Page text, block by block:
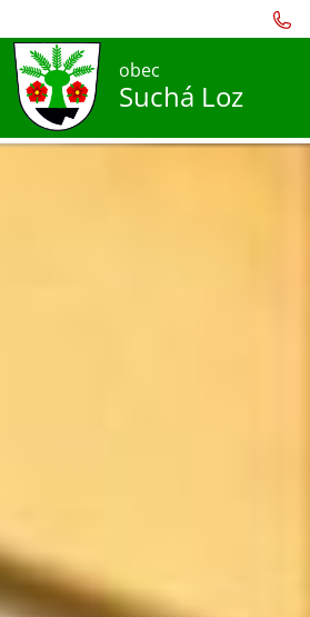
obec
Suchá Loz